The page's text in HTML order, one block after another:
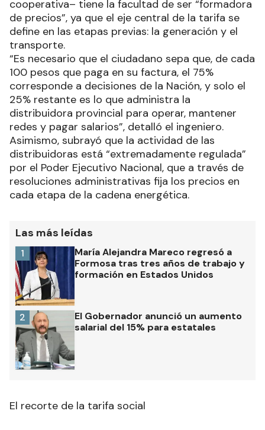
cooperativa– tiene la facultad de ser “formadora
de precios”, ya que el eje central de la tarifa se
define en las etapas previas: la generación y el
transporte.
“Es necesario que el ciudadano sepa que, de cada
100 pesos que paga en su factura, el 75%
corresponde a decisiones de la Nación, y solo el
25% restante es lo que administra la
distribuidora provincial para operar, mantener
redes y pagar salarios”, detalló el ingeniero.
Asimismo, subrayó que la actividad de las
distribuidoras está “extremadamente regulada”
por el Poder Ejecutivo Nacional, que a través de
resoluciones administrativas fija los precios en
cada etapa de la cadena energética.
Las más leídas
María Alejandra Mareco regresó a
Formosa tras tres años de trabajo y
formación en Estados Unidos
1
El Gobernador anunció un aumento
salarial del 15% para estatales
2
El recorte de la tarifa social